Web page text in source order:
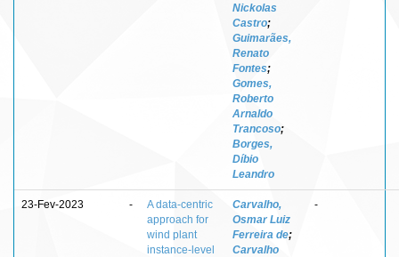
Nickolas
Castro;
Guimarães,
Renato
Fontes;
Gomes,
Roberto
Arnaldo
Trancoso;
Borges,
Díbio
Leandro
23-Fev-2023 -
A data-centric
approach for
wind plant
instance-level
Carvalho,
Osmar Luiz
Ferreira de;
Carvalho
-